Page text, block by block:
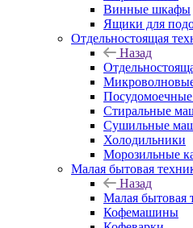
Винные шкафы
Ящики для
Отдельностоящая
Назад
Стиральные
Сушильные
Холодильники
Морозильные
Малая бытовая
Назад
Малая бытовая
Кофемашины